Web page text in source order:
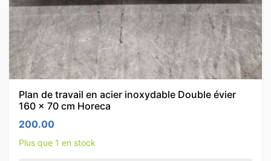
Plan de travail en acier inoxydable Double évier
160 x 70 cm Horeca
200.00
Plus que 1 en stock